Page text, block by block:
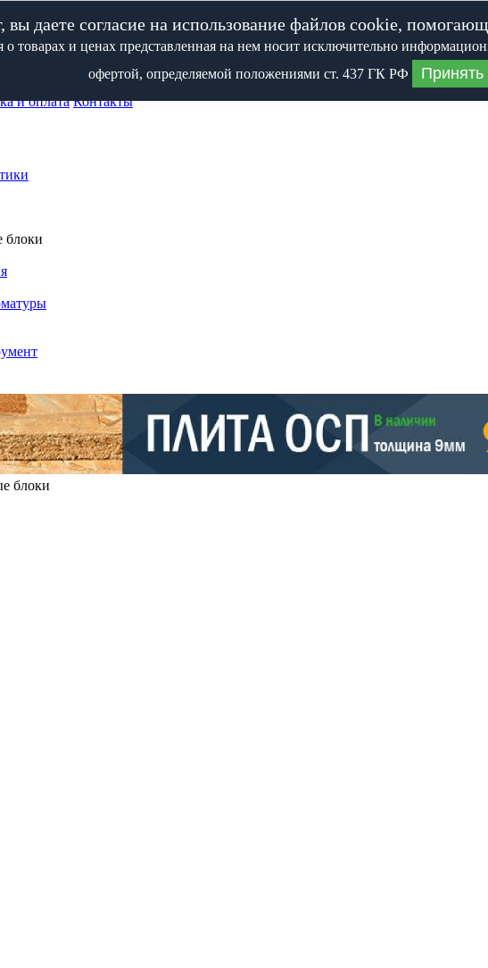
и оплата Контакты
блоки
блоки
даете согласие на использование файлов cookie,
товарах и ценах представленная на нем носит исключительно
офертой, определяемой положениями ст. 437 ГК РФ
Принять